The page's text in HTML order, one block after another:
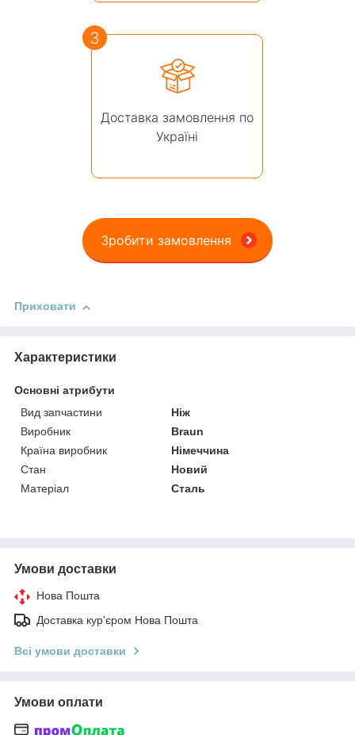
3
Доставка замовлення по
Україні
Зробити замовлення
Приховати
Характеристики
Основні атрибути
Вид запчастини
Ніж
Виробник
Braun
Країна виробник
Німеччина
Стан
Новий
Матеріал
Сталь
Умови доставки
Нова Пошта
Доставка кур'єром Нова Пошта
Всі умови доставки
Умови оплати